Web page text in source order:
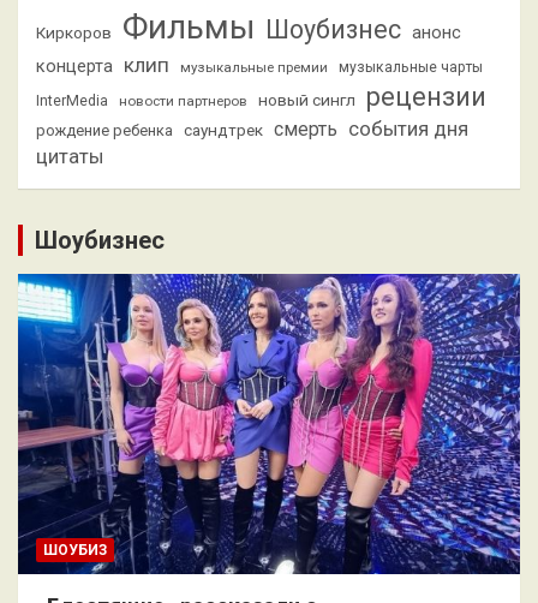
Киркоров Фильмы Шоубизнес анонс
концерта
клип музыкальные премии
музыкальные чарты
InterMedia
новости партнеров новый сингл рецензии
рождение ребенка саундтрек смерть события дня
цитаты
Шоубизнес
ШОУБИЗ